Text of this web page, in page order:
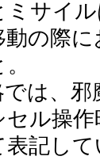
ミサイ
の際
では、
セル操作
記して